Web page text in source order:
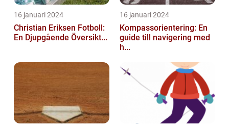
16 januari 2024
Christian Eriksen Fotboll:
En Djupgående Översikt...
16 januari 2024
Kompassorientering: En
guide till navigering med
h...